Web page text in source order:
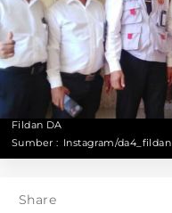
Fildan DA
Sumber : Instagram/da4_fildan
Share